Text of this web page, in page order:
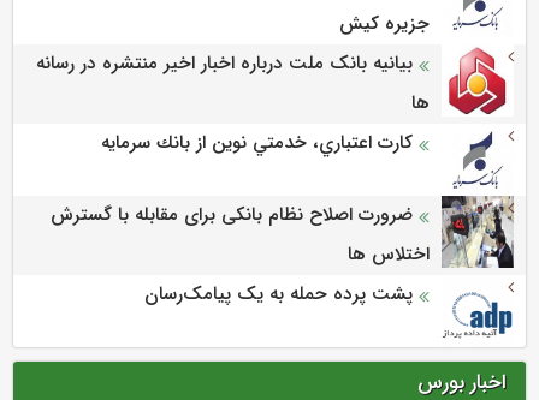
جزيره كيش
بیانیه بانک ملت درباره اخبار اخیر منتشره در رسانه
ها
كارت اعتباري، خدمتي نوين از بانك سرمايه
ضرورت اصلاح نظام بانکی برای مقابله با گسترش
اختلاس ها
پشت پرده حمله به یک پیامک‌رسان
اخبار بورس